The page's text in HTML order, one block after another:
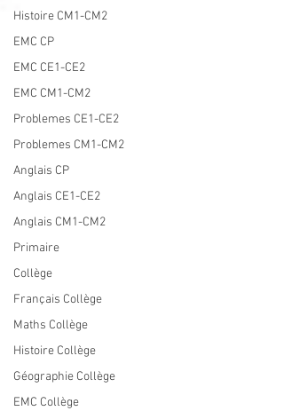
Histoire CM1-CM2
EMC CP
EMC CE1-CE2
EMC CM1-CM2
Problemes CE1-CE2
Problemes CM1-CM2
Anglais CP
Anglais CE1-CE2
Anglais CM1-CM2
Primaire
Collège
Français Collège
Maths Collège
Histoire Collège
Géographie Collège
EMC Collège